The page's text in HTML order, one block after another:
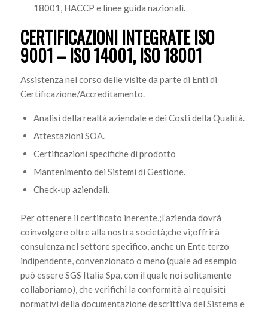
18001, HACCP e linee guida nazionali.
CERTIFICAZIONI INTEGRATE ISO
9001 – ISO 14001, ISO 18001
Assistenza nel corso delle visite da parte di Enti di
Certificazione/Accreditamento.
Analisi della realtà aziendale e dei Costi della Qualità.
Attestazioni SOA.
Certificazioni specifiche di prodotto
Mantenimento dei Sistemi di Gestione.
Check-up aziendali.
Per ottenere il certificato inerente,;l’azienda dovrà
coinvolgere oltre alla nostra società;che vi;offrirà
consulenza nel settore specifico, anche un Ente terzo
indipendente, convenzionato o meno (quale ad esempio
può essere SGS Italia Spa, con il quale noi solitamente
collaboriamo), che verifichi la conformità ai requisiti
normativi della documentazione descrittiva del Sistema e